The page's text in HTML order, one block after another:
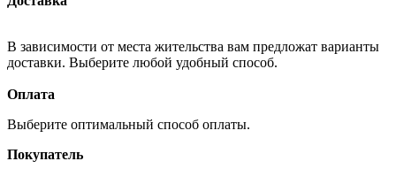
В зависимости от места жительства вам предложат варианты
доставки. Выберите любой удобный способ.
Оплата
Выберите оптимальный способ оплаты.
Покупатель